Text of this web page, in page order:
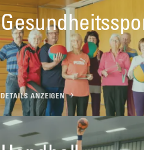
DETAILS ANZEIGEN